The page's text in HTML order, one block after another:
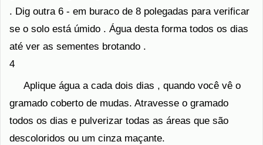
. Dig outra 6 - em buraco de 8 polegadas para verificar
se o solo está úmido . Água desta forma todos os dias
até ver as sementes brotando .
4
Aplique água a cada dois dias , quando você vê o
gramado coberto de mudas. Atravesse o gramado
todos os dias e pulverizar todas as áreas que são
descoloridos ou um cinza maçante.